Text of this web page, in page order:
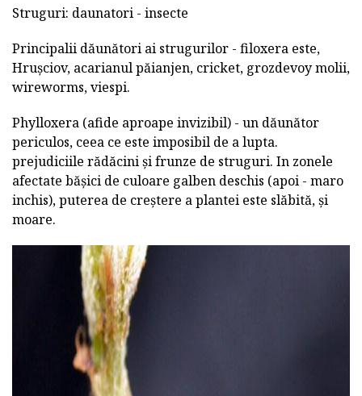
Struguri: daunatori - insecte
Principalii dăunători ai strugurilor - filoxera este,
Hrușciov, acarianul păianjen, cricket, grozdevoy molii,
wireworms, viespi.
Phylloxera (afide aproape invizibil) - un dăunător
periculos, ceea ce este imposibil de a lupta.
prejudiciile rădăcini și frunze de struguri. In zonele
afectate bășici de culoare galben deschis (apoi - maro
inchis), puterea de creștere a plantei este slăbită, și
moare.